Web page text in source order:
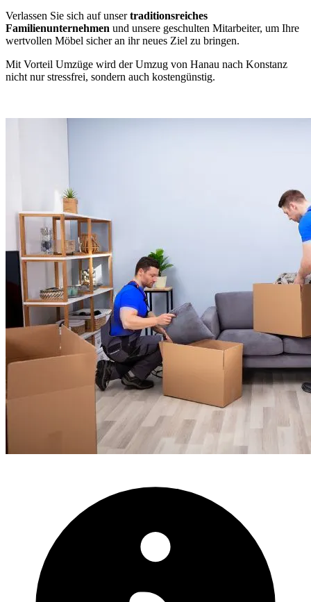
Verlassen Sie sich auf unsertraditionsreiches
Familienunternehmen und unsere geschulten Mitarbeiter, um Ihre
wertvollen Möbel sicher an ihr neues Ziel zu bringen.
Mit Vorteil Umzüge wird der Umzug von Hanau nach Konstanz
nicht nur stressfrei, sondern auch kostengünstig.